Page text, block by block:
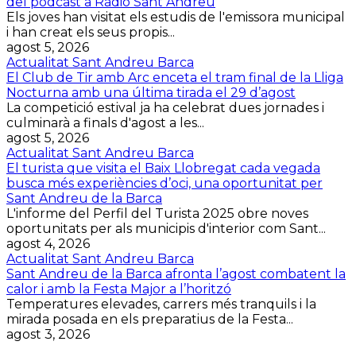
Els joves han visitat els estudis de l'emissora municipal
i han creat els seus propis...
agost 5, 2026
Actualitat Sant Andreu Barca
El Club de Tir amb Arc enceta el tram final de la Lliga
Nocturna amb una última tirada el 29 d’agost
La competició estival ja ha celebrat dues jornades i
culminarà a finals d'agost a les...
agost 5, 2026
Actualitat Sant Andreu Barca
El turista que visita el Baix Llobregat cada vegada
busca més experiències d’oci, una oportunitat per
Sant Andreu de la Barca
L'informe del Perfil del Turista 2025 obre noves
oportunitats per als municipis d'interior com Sant...
agost 4, 2026
Actualitat Sant Andreu Barca
Sant Andreu de la Barca afronta l’agost combatent la
calor i amb la Festa Major a l’horitzó
Temperatures elevades, carrers més tranquils i la
mirada posada en els preparatius de la Festa...
agost 3, 2026